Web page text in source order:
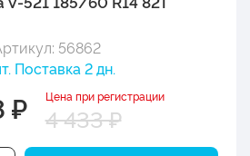
56862
Поставка 2 дн.
₽ Цена при регистрации
4 433 ₽